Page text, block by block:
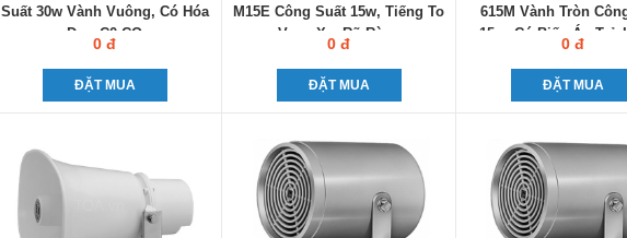
Suất 30w Vành Vuông, Có Hóa
Đơn C0-CQ
0 đ
ĐẶT MUA
M15E Công Suất 15w, Tiếng To
Vang Xa, Rõ Ràng
0 đ
ĐẶT MUA
615M Vành Tròn
15w, Có Biến Áp Trở
0 đ
ĐẶT MUA